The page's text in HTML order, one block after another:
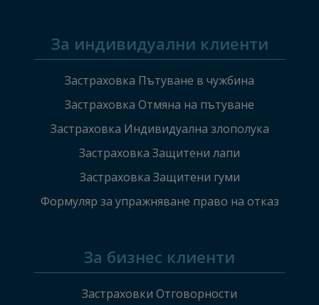
За индивидуални клиенти
Застраховка Пътуване в чужбина
Застраховка Отмяна на пътуване
Застраховка Индивидуална злополука
Застраховка Защитени лапи
Застраховка Защитени гуми
Формуляр за упражняване право на отказ
За бизнес клиенти
Застраховки Отговорности